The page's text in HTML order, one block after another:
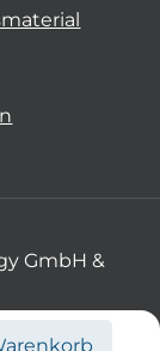
GmbH &